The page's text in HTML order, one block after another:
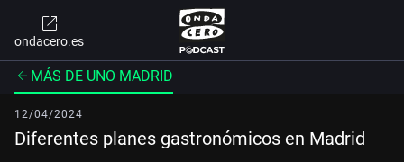
ondacero.es
MÁS DE UNO MADRID
12/04/2024
Diferentes planes gastronómicos en Madrid